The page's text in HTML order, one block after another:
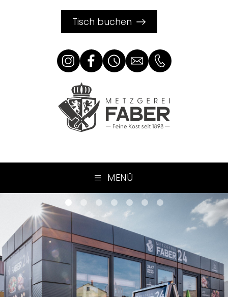
Tisch buchen
MENÜ